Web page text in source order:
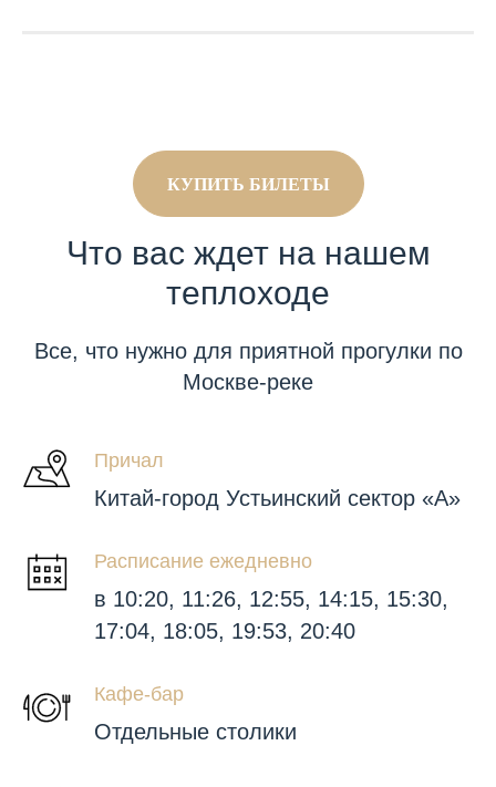
КУПИТЬ БИЛЕТЫ
Что вас ждет на нашем
теплоходе
Все, что нужно для приятной прогулки по
Москве-реке
Причал
Китай-город Устьинский сектор «А»
Расписание ежедневно
в 10:20, 11:26, 12:55, 14:15, 15:30,
17:04, 18:05, 19:53, 20:40
Кафе-бар
Отдельные столики